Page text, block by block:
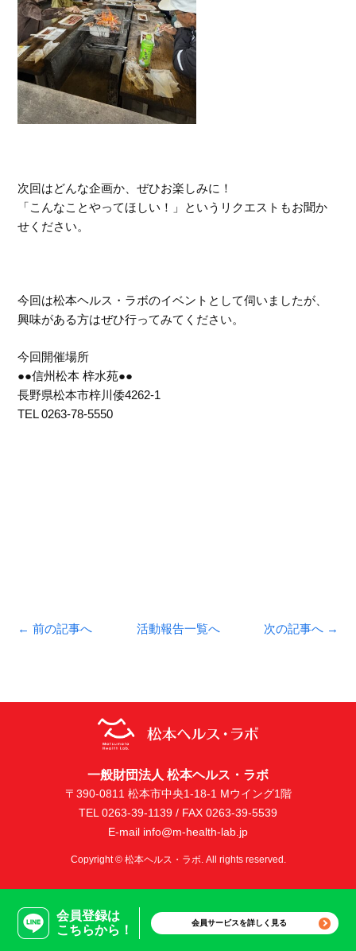
次回はどんな企画か、ぜひお楽しみに！
「こんなことやってほしい！」というリクエストもお聞か
せください。
今回は松本ヘルス・ラボのイベントとして伺いましたが、
興味がある方はぜひ行ってみてください。
今回開催場所
●●信州松本 梓水苑●●
長野県松本市梓川倭4262-1
TEL 0263-78-5550
← 前の記事へ 次の記事へ →
活動報告一覧へ
会員登録は
こちらから！
会員サービスを詳しく見る
一般財団法人 松本ヘルス・ラボ
〒390-0811 松本市中央1-18-1 Mウイング1階
TEL 0263-39-1139 / FAX 0263-39-5539
E-mail info@m-health-lab.jp
Copyright © 松本ヘルス・ラボ. All rights reserved.